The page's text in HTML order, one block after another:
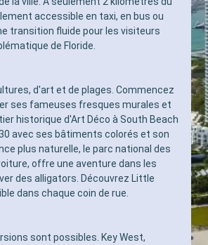
accessible en taxi, en bus ou
transition fluide pour les visiteurs
de Floride.
d'art et de plages. Commencez
ses fameuses fresques murales et
historique d'Art Déco à South Beach
avec ses bâtiments colorés et son
plus naturelle, le parc national des
offre une aventure dans les
des alligators. Découvrez Little
dans chaque coin de rue.
sont possibles. Key West,